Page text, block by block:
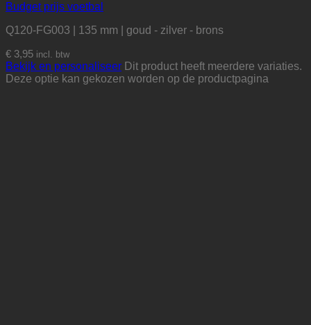
Budget prijs voetbal
Q120-FG003 | 135 mm | goud - zilver - brons
€ 3,95 incl. btw
Bekijk en personaliseer Dit product heeft meerdere variaties.
Deze optie kan gekozen worden op de productpagina